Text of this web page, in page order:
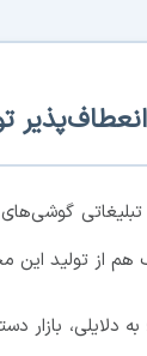
از تولید این
به دلایلی،